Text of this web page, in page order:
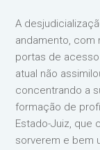
A
andamento, com
portas de
atual não
concentrando a
formação de
Estado-Juiz, que
sorverem e bem